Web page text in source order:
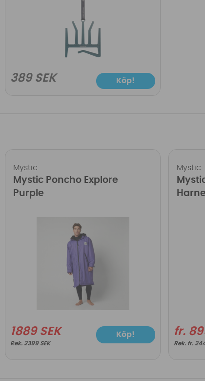
389 SEK Köp!
Mystic
Mystic Poncho Explore
Purple
1889 SEK
2399 SEK
Köp!
Mystic
fr.
fr.